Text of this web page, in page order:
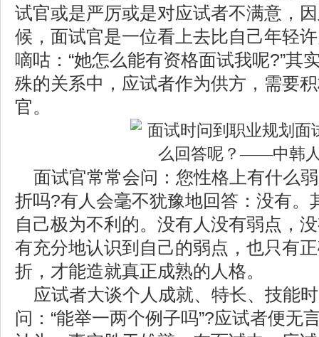
试官或是严厉或是对应试者不满意，
候，面试官是一位看上去比自己年轻
嘀咕：“她怎么能有资格面试我呢?”其
殊的关系中，应试者作为供方，需要
官。
面试官常常会问：您性格上有什么
折吗?有人会毫不犹豫地回答：没有。
自己极为不利的。没有人没有弱点，
有充分地认识到自己的弱点，也只有
折，才能造就真正成熟的人格。
应试者大谈个人成就、特长、技能
问：“能举一两个例子吗”?应试者便无